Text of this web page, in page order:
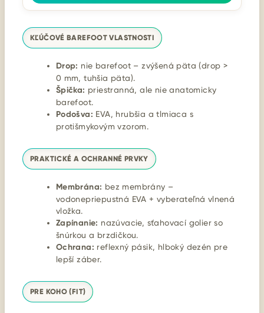
KĽÚČOVÉ BAREFOOT VLASTNOSTI
Drop: nie barefoot – zvýšená päta (drop >
0 mm, tuhšia päta).
Špička: priestranná, ale nie anatomicky
barefoot.
Podošva: EVA, hrubšia a tlmiaca s
protišmykovým vzorom.
PRAKTICKÉ A OCHRANNÉ PRVKY
Membrána: bez membrány –
vodonepriepustná EVA + vyberateľná vlnená
vložka.
Zapínanie: nazúvacie, sťahovací golier so
šnúrkou a brzdičkou.
Ochrana: reflexný pásik, hlboký dezén pre
lepší záber.
PRE KOHO (FIT)